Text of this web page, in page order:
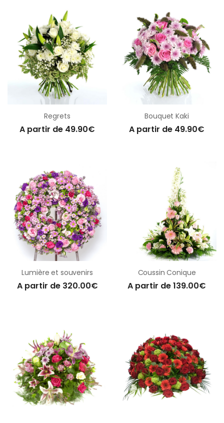
Regrets
A partir de 49.90€
Bouquet Kaki
A partir de 49.90€
Lumière et souvenirs
A partir de 320.00€
Coussin Conique
A partir de 139.00€